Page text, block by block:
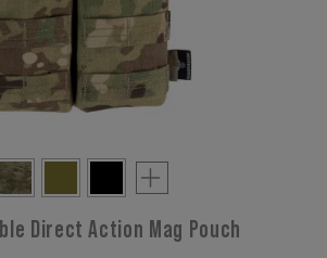
Direct Action Mag Pouch